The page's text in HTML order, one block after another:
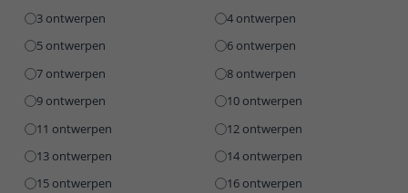
3 ontwerpen
4 ontwerpen
5 ontwerpen
6 ontwerpen
7 ontwerpen
8 ontwerpen
9 ontwerpen
10 ontwerpen
11 ontwerpen
12 ontwerpen
13 ontwerpen
14 ontwerpen
15 ontwerpen
16 ontwerpen